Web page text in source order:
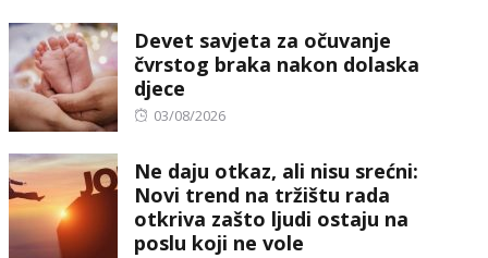
Devet savjeta za očuvanje
čvrstog braka nakon dolaska
djece
Posted
03/08/2026
Ne daju otkaz, ali nisu srećni:
Novi trend na tržištu rada
otkriva zašto ljudi ostaju na
poslu koji ne vole